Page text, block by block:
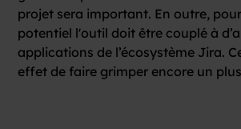
projet sera important. En outre,
potentiel l'outil doit être couplé à
applications de l’écosystème Jira.
effet de faire grimper encore un